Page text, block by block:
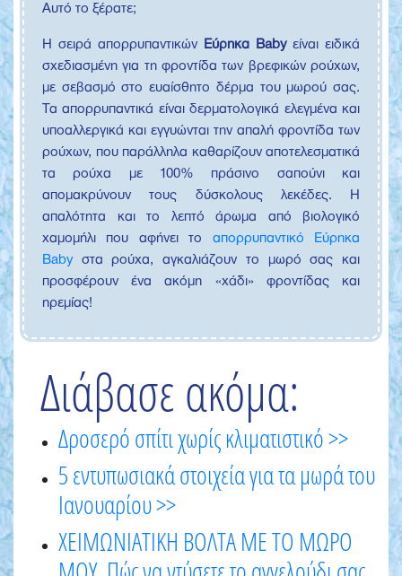
Αυτό το ξέρατε;
Η σειρά απορρυπαντικών Εύρηκα Babyείναι ειδικά
σχεδιασμένη για τη φροντίδα των βρεφικών ρούχων,
με σεβασμό στο ευαίσθητο δέρμα του μωρού σας.
Τα απορρυπαντικά είναι δερματολογικά ελεγμένα και
υποαλλεργικά και εγγυώνται την απαλή φροντίδα των
ρούχων, που παράλληλα καθαρίζουν αποτελεσματικά
τα ρούχα με 100% πράσινο σαπούνι και
απομακρύνουν τους δύσκολους λεκέδες. Η
απαλότητα και το λεπτό άρωμα από βιολογικό
χαμομήλι που αφήνει το απορρυπαντικό Εύρηκα
Babyστα ρούχα, αγκαλιάζουν το μωρό σας και
προσφέρουν ένα ακόμη «χάδι» φροντίδας και
ηρεμίας!
Διάβασε ακόμα:
Δροσερό σπίτι χωρίς κλιματιστικό >>
5 εντυπωσιακά στοιχεία για τα μωρά του
Ιανουαρίου >>
ΧΕΙΜΩΝΙΑΤΙΚΗ ΒΟΛΤΑ ΜΕ ΤΟ ΜΩΡΟ